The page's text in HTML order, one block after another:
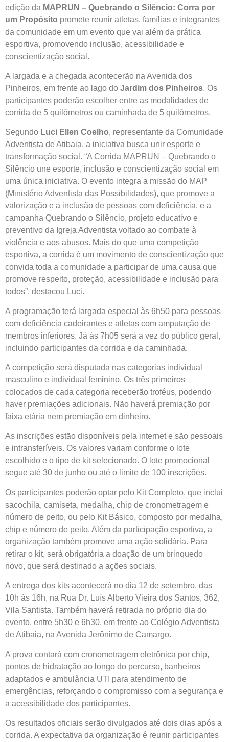
edição da MAPRUN – Quebrando o Silêncio: Corra por
um Propósito promete reunir atletas, famílias e integrantes
da comunidade em um evento que vai além da prática
esportiva, promovendo inclusão, acessibilidade e
conscientização social.
A largada e a chegada acontecerão na Avenida dos
Pinheiros, em frente ao lago do Jardim dos Pinheiros. Os
participantes poderão escolher entre as modalidades de
corrida de 5 quilômetros ou caminhada de 5 quilômetros.
Segundo Luci Ellen Coelho, representante da Comunidade
Adventista de Atibaia, a iniciativa busca unir esporte e
transformação social. “A Corrida MAPRUN – Quebrando o
Silêncio une esporte, inclusão e conscientização social em
uma única iniciativa. O evento integra a missão do MAP
(Ministério Adventista das Possibilidades), que promove a
valorização e a inclusão de pessoas com deficiência, e a
campanha Quebrando o Silêncio, projeto educativo e
preventivo da Igreja Adventista voltado ao combate à
violência e aos abusos. Mais do que uma competição
esportiva, a corrida é um movimento de conscientização que
convida toda a comunidade a participar de uma causa que
promove respeito, proteção, acessibilidade e inclusão para
todos”, destacou Luci.
A programação terá largada especial às 6h50 para pessoas
com deficiência cadeirantes e atletas com amputação de
membros inferiores. Já às 7h05 será a vez do público geral,
incluindo participantes da corrida e da caminhada.
A competição será disputada nas categorias individual
masculino e individual feminino. Os três primeiros
colocados de cada categoria receberão troféus, podendo
haver premiações adicionais. Não haverá premiação por
faixa etária nem premiação em dinheiro.
As inscrições estão disponíveis pela internet e são pessoais
e intransferíveis. Os valores variam conforme o lote
escolhido e o tipo de kit selecionado. O lote promocional
segue até 30 de junho ou até o limite de 100 inscrições.
Os participantes poderão optar pelo Kit Completo, que inclui
sacochila, camiseta, medalha, chip de cronometragem e
número de peito, ou pelo Kit Básico, composto por medalha,
chip e número de peito. Além da participação esportiva, a
organização também promove uma ação solidária. Para
retirar o kit, será obrigatória a doação de um brinquedo
novo, que será destinado a ações sociais.
A entrega dos kits acontecerá no dia 12 de setembro, das
10h às 16h, na Rua Dr. Luís Alberto Vieira dos Santos, 362,
Vila Santista. Também haverá retirada no próprio dia do
evento, entre 5h30 e 6h30, em frente ao Colégio Adventista
de Atibaia, na Avenida Jerônimo de Camargo.
A prova contará com cronometragem eletrônica por chip,
pontos de hidratação ao longo do percurso, banheiros
adaptados e ambulância UTI para atendimento de
emergências, reforçando o compromisso com a segurança e
a acessibilidade dos participantes.
Os resultados oficiais serão divulgados até dois dias após a
corrida. A expectativa da organização é reunir participantes